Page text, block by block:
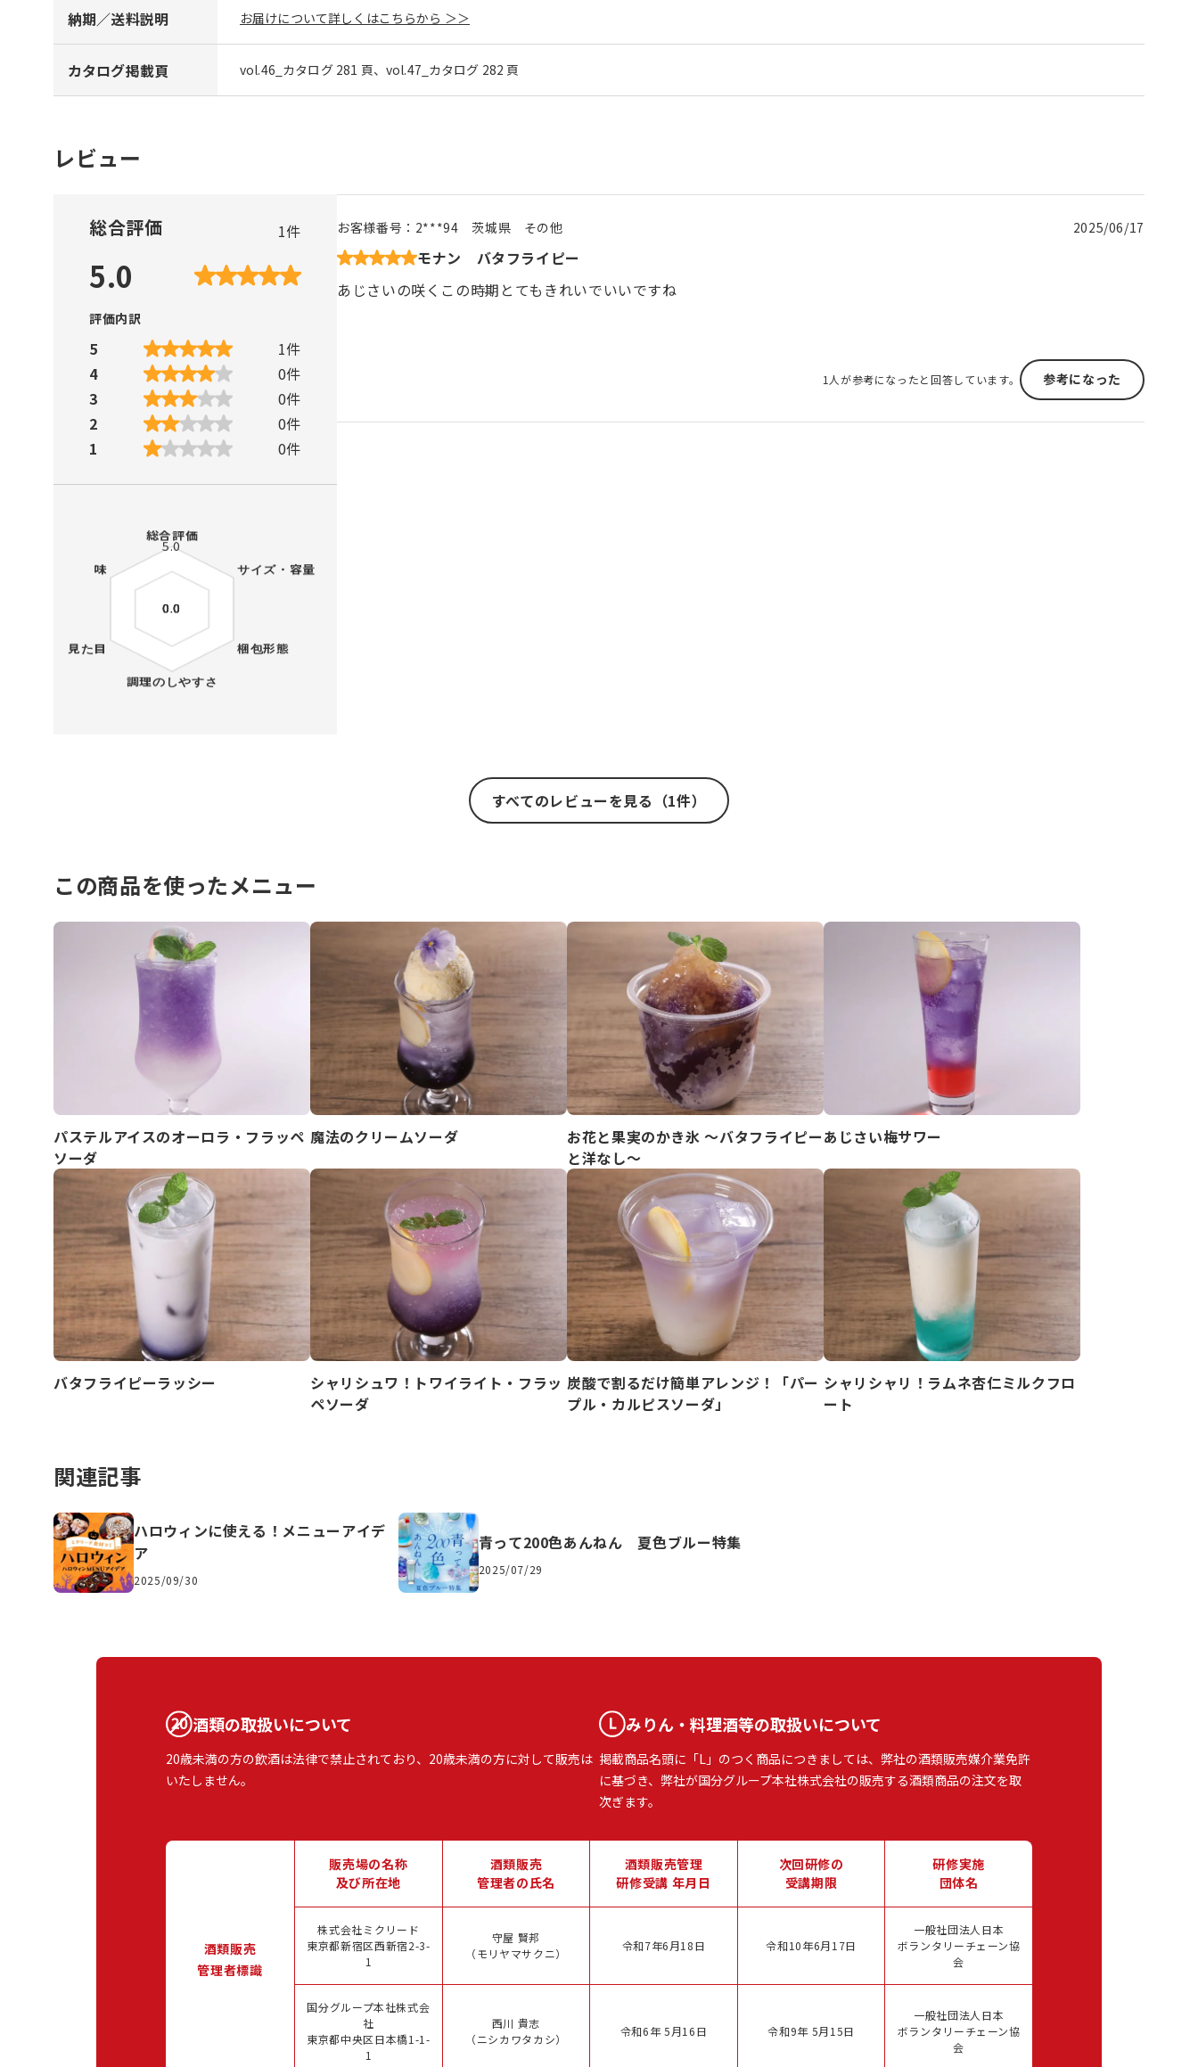
納期／送料説明 お届けについて詳しくはこちらから ＞＞
カタログ掲載頁 vol.46_カタログ 281 頁、vol.47_カタログ 282 頁
レビュー
総合評価 1件
5.0
評価内訳
5 1件
4
0件
3
0件
2
0件
1
0件
お客様番号： 2***94 茨城県 その他 2025/06/17
モナン バタフライピー
あじさいの咲くこの時期とてもきれいでいいですね
1人が参考になったと回答しています。 参考になった
すべてのレビューを見る（1件）
この商品を使ったメニュー
パステルアイスのオーロラ・フラッペ
ソーダ
魔法のクリームソーダ
お花と果実のかき氷 ～バタフライピー
と洋なし～
あじさい梅サワー
バタフライピーラッシー
シャリシュワ！トワイライト・フラッ
ペソーダ
炭酸で割るだけ簡単アレンジ！「パー
プル・カルピスソーダ」
シャリシャリ！ラムネ杏仁ミルクフロ
ート
関連記事
ハロウィンに使える！メニューアイデ
ア
2025/09/30
青って200色あんねん 夏色ブルー特集
2025/07/29
酒類の取扱いについて
20歳未満の方の飲酒は法律で禁止されており、20歳未満の方に対して販売は
いたしません。
みりん・料理酒等の取扱いについて
掲載商品名頭に「L」のつく商品につきましては、弊社の酒類販売媒介業免許
に基づき、弊社が国分グループ本社株式会社の販売する酒類商品の注文を取
次ぎます。
酒類販売
管理者標識
販売場の名称
及び所在地
酒類販売
管理者の氏名
酒類販売管理
研修受講 年月日
次回研修の
受講期限
研修実施
団体名
株式会社ミクリード
東京都新宿区西新宿2-3-
1
守屋 賢邦
（モリヤマサクニ）
令和7年6月18日 令和10年6月17日
一般社団法人日本
ボランタリーチェーン協
会
国分グループ本社株式会
社
東京都中央区日本橋1-1-
1
西川 貴志
（ニシカワタカシ）
令和6年 5月16日 令和9年 5月15日
一般社団法人日本
ボランタリーチェーン協
会